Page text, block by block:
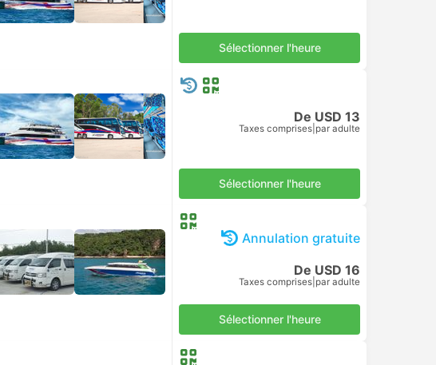
Sélectionner l'heure
De USD 13
Taxes comprises par adulte
Sélectionner l'heure
Annulation gratuite
De USD 16
Taxes comprises par adulte
Sélectionner l'heure